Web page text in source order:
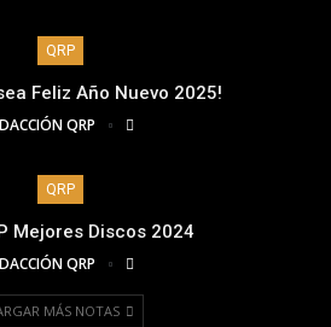
QRP
Feliz Año Nuevo 2025!
QRP
QRP
Mejores Discos 2024
QRP
MÁS NOTAS